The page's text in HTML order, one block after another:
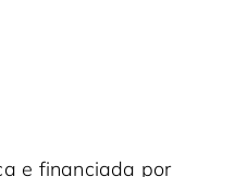
e financiada por